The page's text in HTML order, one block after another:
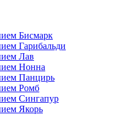
Бисмарк
Гарибальди
Лав
Нонна
Панцирь
Ромб
Сингапур
Якорь